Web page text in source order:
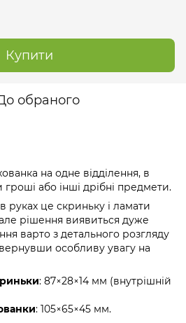
Купити
обраного
на одне відділення, в
або інші дрібні предмети.
руках це скриньку і ламати
але рішення виявиться дуже
варто з детального розгляду
особливу увагу на
: 87×28×14 мм (внутрішній
: 105×65×45 мм.